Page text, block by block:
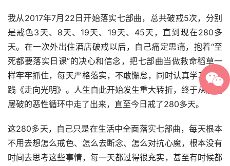
我从2017年7月22日开始落实七部曲，总共破戒5次，分别
是戒色3天、8天、19天、19天、45天，直到现在280多
天。在一次外出住酒店破戒以后，自己痛定思痛，抱着“至
死都要落实日课”的决心和信念，把七部曲当做救命稻草一
样牢牢抓住，每天严格落实，不敢懈怠，同时认真学习并实
践《走向光明》。人生自此开始发生重大转折，终于从屡戒
屡破的恶性循环中走了出来，直至今日戒了280多天。
这280多天，自己只是在生活中全面落实七部曲，每天根本
不用去想怎么戒色、怎么去断念、怎么对抗心魔，根本没有
时间去思考这些事情，每一天都过得很充实，甚至有时候都